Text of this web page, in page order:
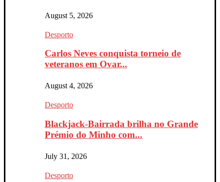
August 5, 2026
Desporto
Carlos Neves conquista torneio de
veteranos em Ovar...
August 4, 2026
Desporto
Blackjack-Bairrada brilha no Grande
Prémio do Minho com...
July 31, 2026
Desporto